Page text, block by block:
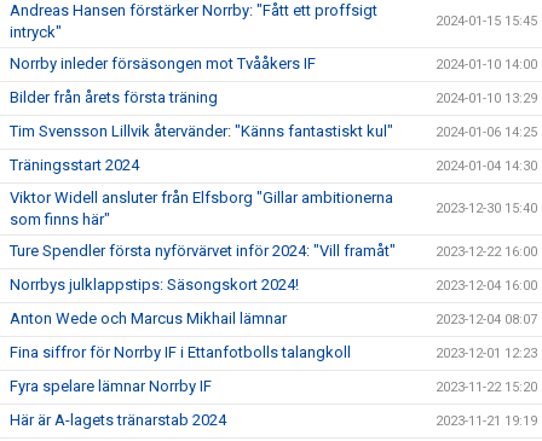
Andreas Hansen förstärker Norrby: "Fått ett proffsigt
intryck"
2024-01-15 15:45
Norrby inleder försäsongen mot Tvååkers IF 2024-01-10 14:00
Bilder från årets första träning 2024-01-10 13:29
Tim Svensson Lillvik återvänder: "Känns fantastiskt kul" 2024-01-06 14:25
Träningsstart 2024 2024-01-04 14:30
Viktor Widell ansluter från Elfsborg "Gillar ambitionerna
som finns här"
2023-12-30 15:40
Ture Spendler första nyförvärvet inför 2024: "Vill framåt" 2023-12-22 16:00
Norrbys julklappstips: Säsongskort 2024! 2023-12-04 16:00
Anton Wede och Marcus Mikhail lämnar 2023-12-04 08:07
Fina siffror för Norrby IF i Ettanfotbolls talangkoll 2023-12-01 12:23
Fyra spelare lämnar Norrby IF 2023-11-22 15:20
Här är A-lagets tränarstab 2024 2023-11-21 19:19